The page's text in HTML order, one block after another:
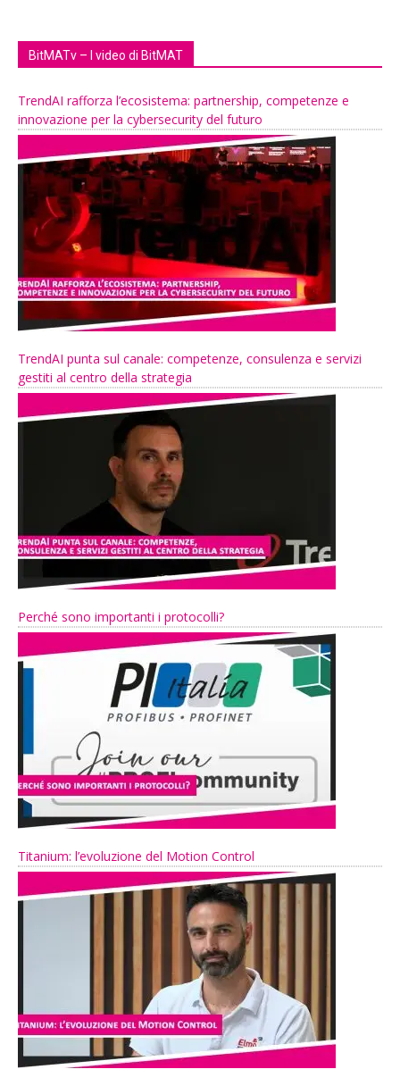
BitMATv – I video di BitMAT
TrendAI rafforza l’ecosistema: partnership, competenze e
innovazione per la cybersecurity del futuro
TrendAI punta sul canale: competenze, consulenza e servizi
gestiti al centro della strategia
Perché sono importanti i protocolli?
Titanium: l’evoluzione del Motion Control